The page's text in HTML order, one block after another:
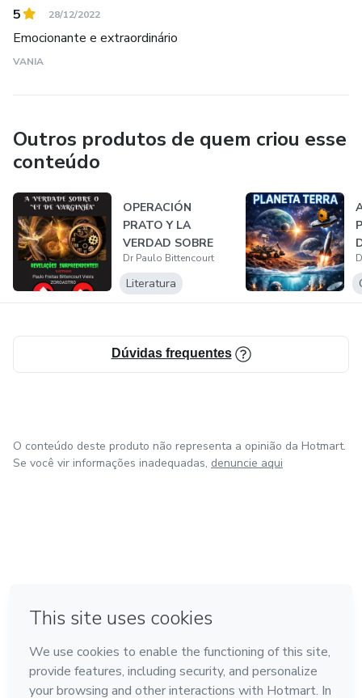
5 28/12/2022
Emocionante e extraordinário
VANIA
Outros produtos de quem criou esse
conteúdo
OPERACIÓN
PRATO Y LA
VERDAD SOBRE
VARGINHA ET
Dr Paulo Bittencourt
Literatura
Dúvidas frequentes
O conteúdo deste produto não representa a opinião da Hotmart.
Se você vir informações inadequadas, denuncie aqui
Feito com ❤ em Bogotá